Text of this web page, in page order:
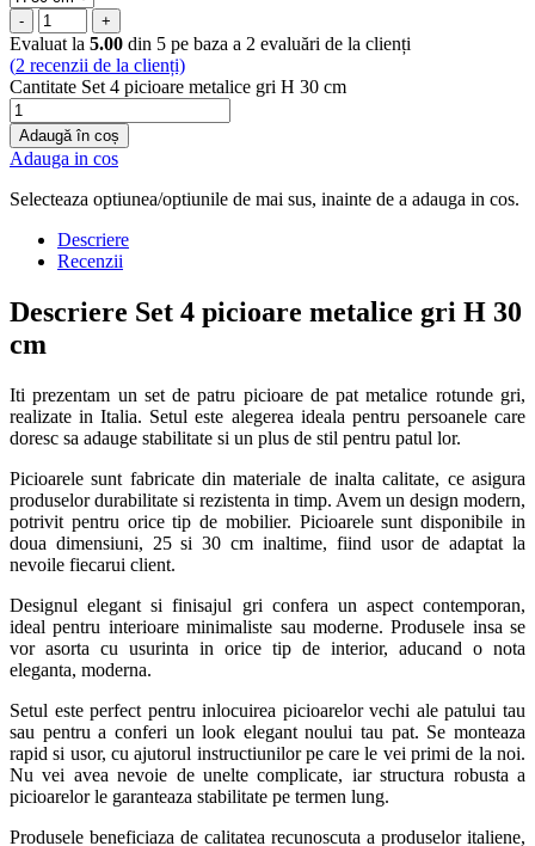
- +
Evaluat la 5.00 din 5 pe baza a 2 evaluări de la clienți
(2 recenzii de la clienți)
Cantitate Set 4 picioare metalice gri H 30 cm
Adaugă în coș
Adauga in cos
Selecteaza optiunea/optiunile de mai sus, inainte de a adauga in cos.
Descriere
Recenzii
Descriere Set 4 picioare metalice gri H 30
cm
Iti prezentam un set de patru picioare de pat metalice rotunde gri,
realizate in Italia. Setul este alegerea ideala pentru persoanele care
doresc sa adauge stabilitate si un plus de stil pentru patul lor.
Picioarele sunt fabricate din materiale de inalta calitate, ce asigura
produselor durabilitate si rezistenta in timp. Avem un design modern,
potrivit pentru orice tip de mobilier. Picioarele sunt disponibile in
doua dimensiuni, 25 si 30 cm inaltime, fiind usor de adaptat la
nevoile fiecarui client.
Designul elegant si finisajul gri confera un aspect contemporan,
ideal pentru interioare minimaliste sau moderne. Produsele insa se
vor asorta cu usurinta in orice tip de interior, aducand o nota
eleganta, moderna.
Setul este perfect pentru inlocuirea picioarelor vechi ale patului tau
sau pentru a conferi un look elegant noului tau pat. Se monteaza
rapid si usor, cu ajutorul instructiunilor pe care le vei primi de la noi.
Nu vei avea nevoie de unelte complicate, iar structura robusta a
picioarelor le garanteaza stabilitate pe termen lung.
Produsele beneficiaza de calitatea recunoscuta a produselor italiene,